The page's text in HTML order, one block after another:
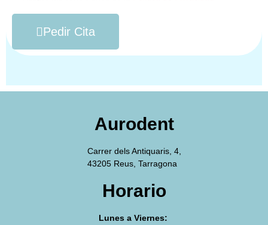
Pedir Cita
Aurodent
Carrer dels Antiquaris, 4,
43205 Reus, Tarragona
Horario
Lunes a Viernes: